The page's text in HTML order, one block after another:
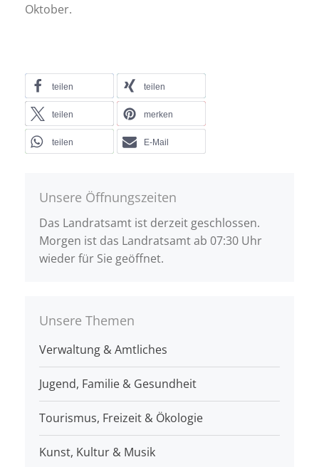
Oktober.
teilen teilen
teilen merken
teilen E-Mail
Unsere Öffnungszeiten
Das Landratsamt ist derzeit geschlossen.
Morgen ist das Landratsamt ab 07:30 Uhr
wieder für Sie geöffnet.
Unsere Themen
Verwaltung & Amtliches
Jugend, Familie & Gesundheit
Tourismus, Freizeit & Ökologie
Kunst, Kultur & Musik